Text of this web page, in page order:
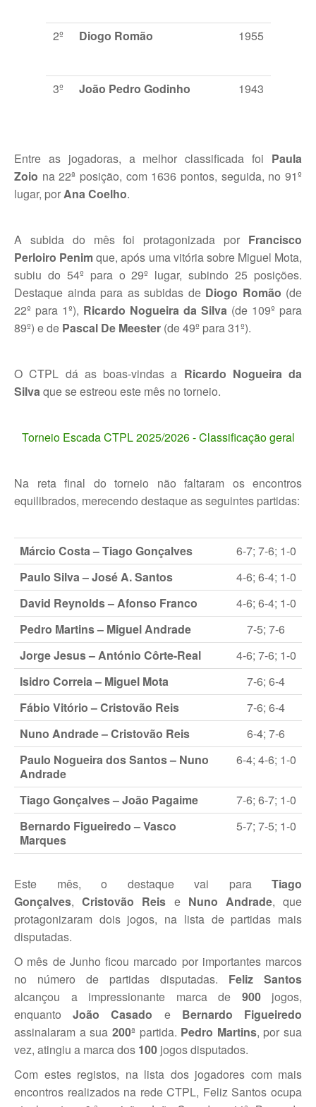
Fotografias
Torneio Jovens Esperanças VIII
Veteranos B Lumiar
Lumiar Kids Cup XV
Masters REVOR e Torneio Social
Open Luis Alves
Lumiar Kids Open XV
Torneio Open Aniversário
Taça Flores Marques
Torneio Social de Inverno
Masters Revor 2017
Galeria 2015
Torneio Super Jovem V
Torneio Jovens Esperanças VI
Lumiar Open XIII
1ª Experiência de Ténis
Masters Jaguar Automóveis Lisboa
Lumiar Kids Cup XIV
Lumiar Kids Open XIV
Torneio de Verão
Taça Flores Marques
Circuito de Veteranos CTPL III
Smashtour 2015
Galeria 2014
Torneio Jovens Esperanças IV
Torneio Super Jovem IV
Torneio Jovens Esperanças V
Open Ano Novo
Torneio ACPA I
Inter-Clubes +45
Torneio ACPA II
2º Diogo Romão 1955
3º João Pedro Godinho 1943
Entre as jogadoras, a melhor classificada foi Paula
Zoio na 22ª posição, com 1636 pontos, seguida, no 91º
lugar, porAna Coelho.
A subida do mês foi protagonizada por Francisco
Perloiro Penimque, após uma vitória sobre Miguel Mota,
subiu do 54º para o 29º lugar, subindo 25 posições.
Destaque ainda para as subidas de Diogo Romão (de
22º para 1º), Ricardo Nogueira da Silva (de 109º para
89º) e de Pascal De Meester (de 49º para 31º).
O CTPL dá as boas-vindas a Ricardo Nogueira da
Silvaque se estreou este mês no torneio.
Torneio Escada CTPL 2025/2026 - Classificação geral
Na reta final do torneio não faltaram os encontros
equilibrados, merecendo destaque as seguintes partidas:
Márcio Costa – Tiago Gonçalves
6-7; 7-6; 1-0
Paulo Silva – José A. Santos
4-6; 6-4; 1-0
David Reynolds – Afonso Franco
4-6; 6-4; 1-0
Pedro Martins – Miguel Andrade
7-5; 7-6
Jorge Jesus – António Côrte-Real
4-6; 7-6; 1-0
Isidro Correia – Miguel Mota
7-6; 6-4
Fábio Vitório – Cristovão Reis
7-6; 6-4
Nuno Andrade – Cristovão Reis
6-4; 7-6
Paulo Nogueira dos Santos – Nuno
Andrade
6-4; 4-6; 1-0
Tiago Gonçalves – João Pagaime
7-6; 6-7; 1-0
Bernardo Figueiredo – Vasco
Marques
5-7; 7-5; 1-0
Este mês, o destaque vai para Tiago
Gonçalves,Cristovão Reis eNuno Andrade, que
protagonizaram dois jogos, na lista de partidas mais
disputadas.
O mês de Junho ficou marcado por importantes marcos
no número de partidas disputadas. Feliz Santos
alcançou a impressionante marca de 900jogos,
enquantoJoão Casado e Bernardo Figueiredo
assinalaram a sua 200ª partida. Pedro Martins, por sua
vez, atingiu a marca dos 100 jogos disputados.
Com estes registos, na lista dos jogadores com mais
encontros realizados na rede CTPL, Feliz Santos ocupa